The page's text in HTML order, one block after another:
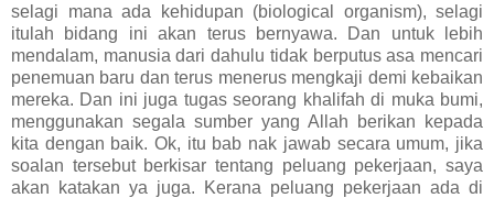
selagi mana ada kehidupan (biological organism), selagi
itulah bidang ini akan terus bernyawa. Dan untuk lebih
mendalam, manusia dari dahulu tidak berputus asa mencari
penemuan baru dan terus menerus mengkaji demi kebaikan
mereka. Dan ini juga tugas seorang khalifah di muka bumi,
menggunakan segala sumber yang Allah berikan kepada
kita dengan baik. Ok, itu bab nak jawab secara umum, jika
soalan tersebut berkisar tentang peluang pekerjaan, saya
akan katakan ya juga. Kerana peluang pekerjaan ada di